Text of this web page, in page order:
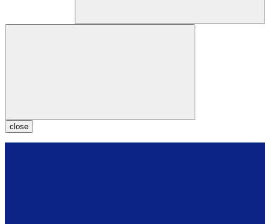
close